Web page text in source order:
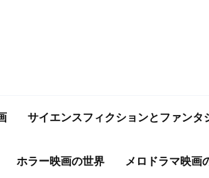
サイエンスフィクションとファンタ
ホラー映画の世界 メロドラマ映画